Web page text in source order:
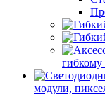
гибкому
модули,